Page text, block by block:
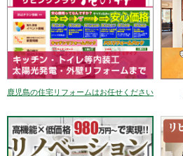
鹿児島の住宅リフォームはお任せください